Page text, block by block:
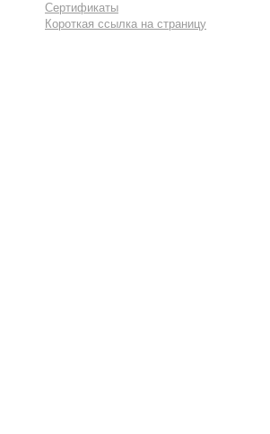
Сертификаты
Короткая ссылка на страницу